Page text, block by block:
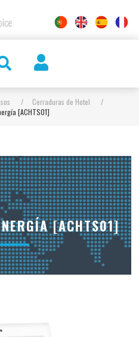
/ Cerraduras de Hotel
/
[ACHTS01]
[ACHTS01]